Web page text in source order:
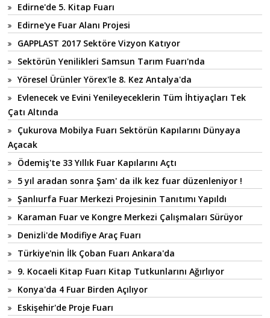
Edirne'de 5. Kitap Fuarı
Edirne'ye Fuar Alanı Projesi
GAPPLAST 2017 Sektöre Vizyon Katıyor
Sektörün Yenilikleri Samsun Tarım Fuarı'nda
Yöresel Ürünler Yörex'le 8. Kez Antalya'da
Evlenecek ve Evini Yenileyeceklerin Tüm İhtiyaçları Tek
Çatı Altında
Çukurova Mobilya Fuarı Sektörün Kapılarını Dünyaya
Açacak
Ödemiş'te 33 Yıllık Fuar Kapılarını Açtı
5 yıl aradan sonra Şam' da ilk kez fuar düzenleniyor !
Şanlıurfa Fuar Merkezi Projesinin Tanıtımı Yapıldı
Karaman Fuar ve Kongre Merkezi Çalışmaları Sürüyor
Denizli'de Modifiye Araç Fuarı
Türkiye'nin İlk Çoban Fuarı Ankara'da
9. Kocaeli Kitap Fuarı Kitap Tutkunlarını Ağırlıyor
Konya'da 4 Fuar Birden Açılıyor
Eskişehir'de Proje Fuarı